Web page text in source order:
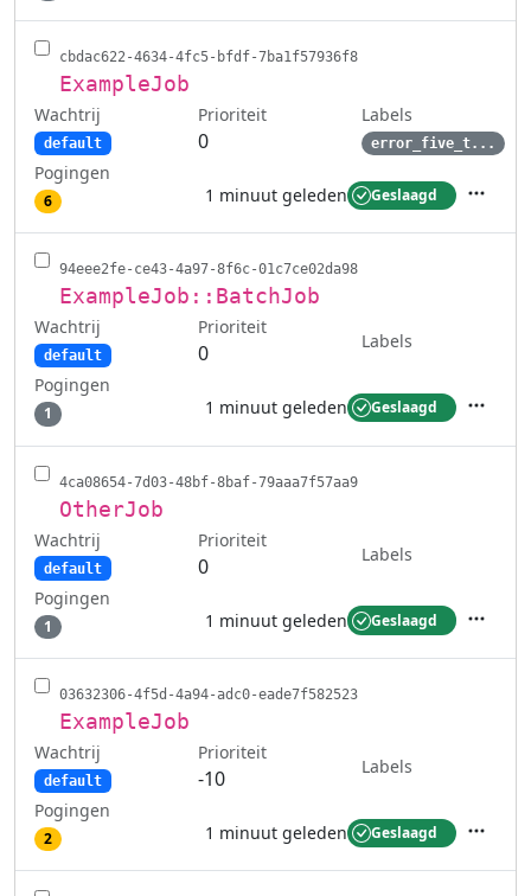
cbdac622-4634-4fc5-bfdf-7ba1f57936f8
ExampleJob
Wachtrij
default
Prioriteit
0
Labels
error_five_t...
Pogingen
6 1 minuut geleden Geslaagd
94eee2fe-ce43-4a97-8f6c-01c7ce02da98
ExampleJob::BatchJob
Wachtrij
default
Prioriteit
0
Labels
Pogingen
1 1 minuut geleden Geslaagd
4ca08654-7d03-48bf-8baf-79aaa7f57aa9
OtherJob
Wachtrij
default
Prioriteit
0
Labels
Pogingen
1 1 minuut geleden Geslaagd
03632306-4f5d-4a94-adc0-eade7f582523
ExampleJob
Wachtrij
default
Prioriteit
-10
Labels
Pogingen
2 1 minuut geleden Geslaagd